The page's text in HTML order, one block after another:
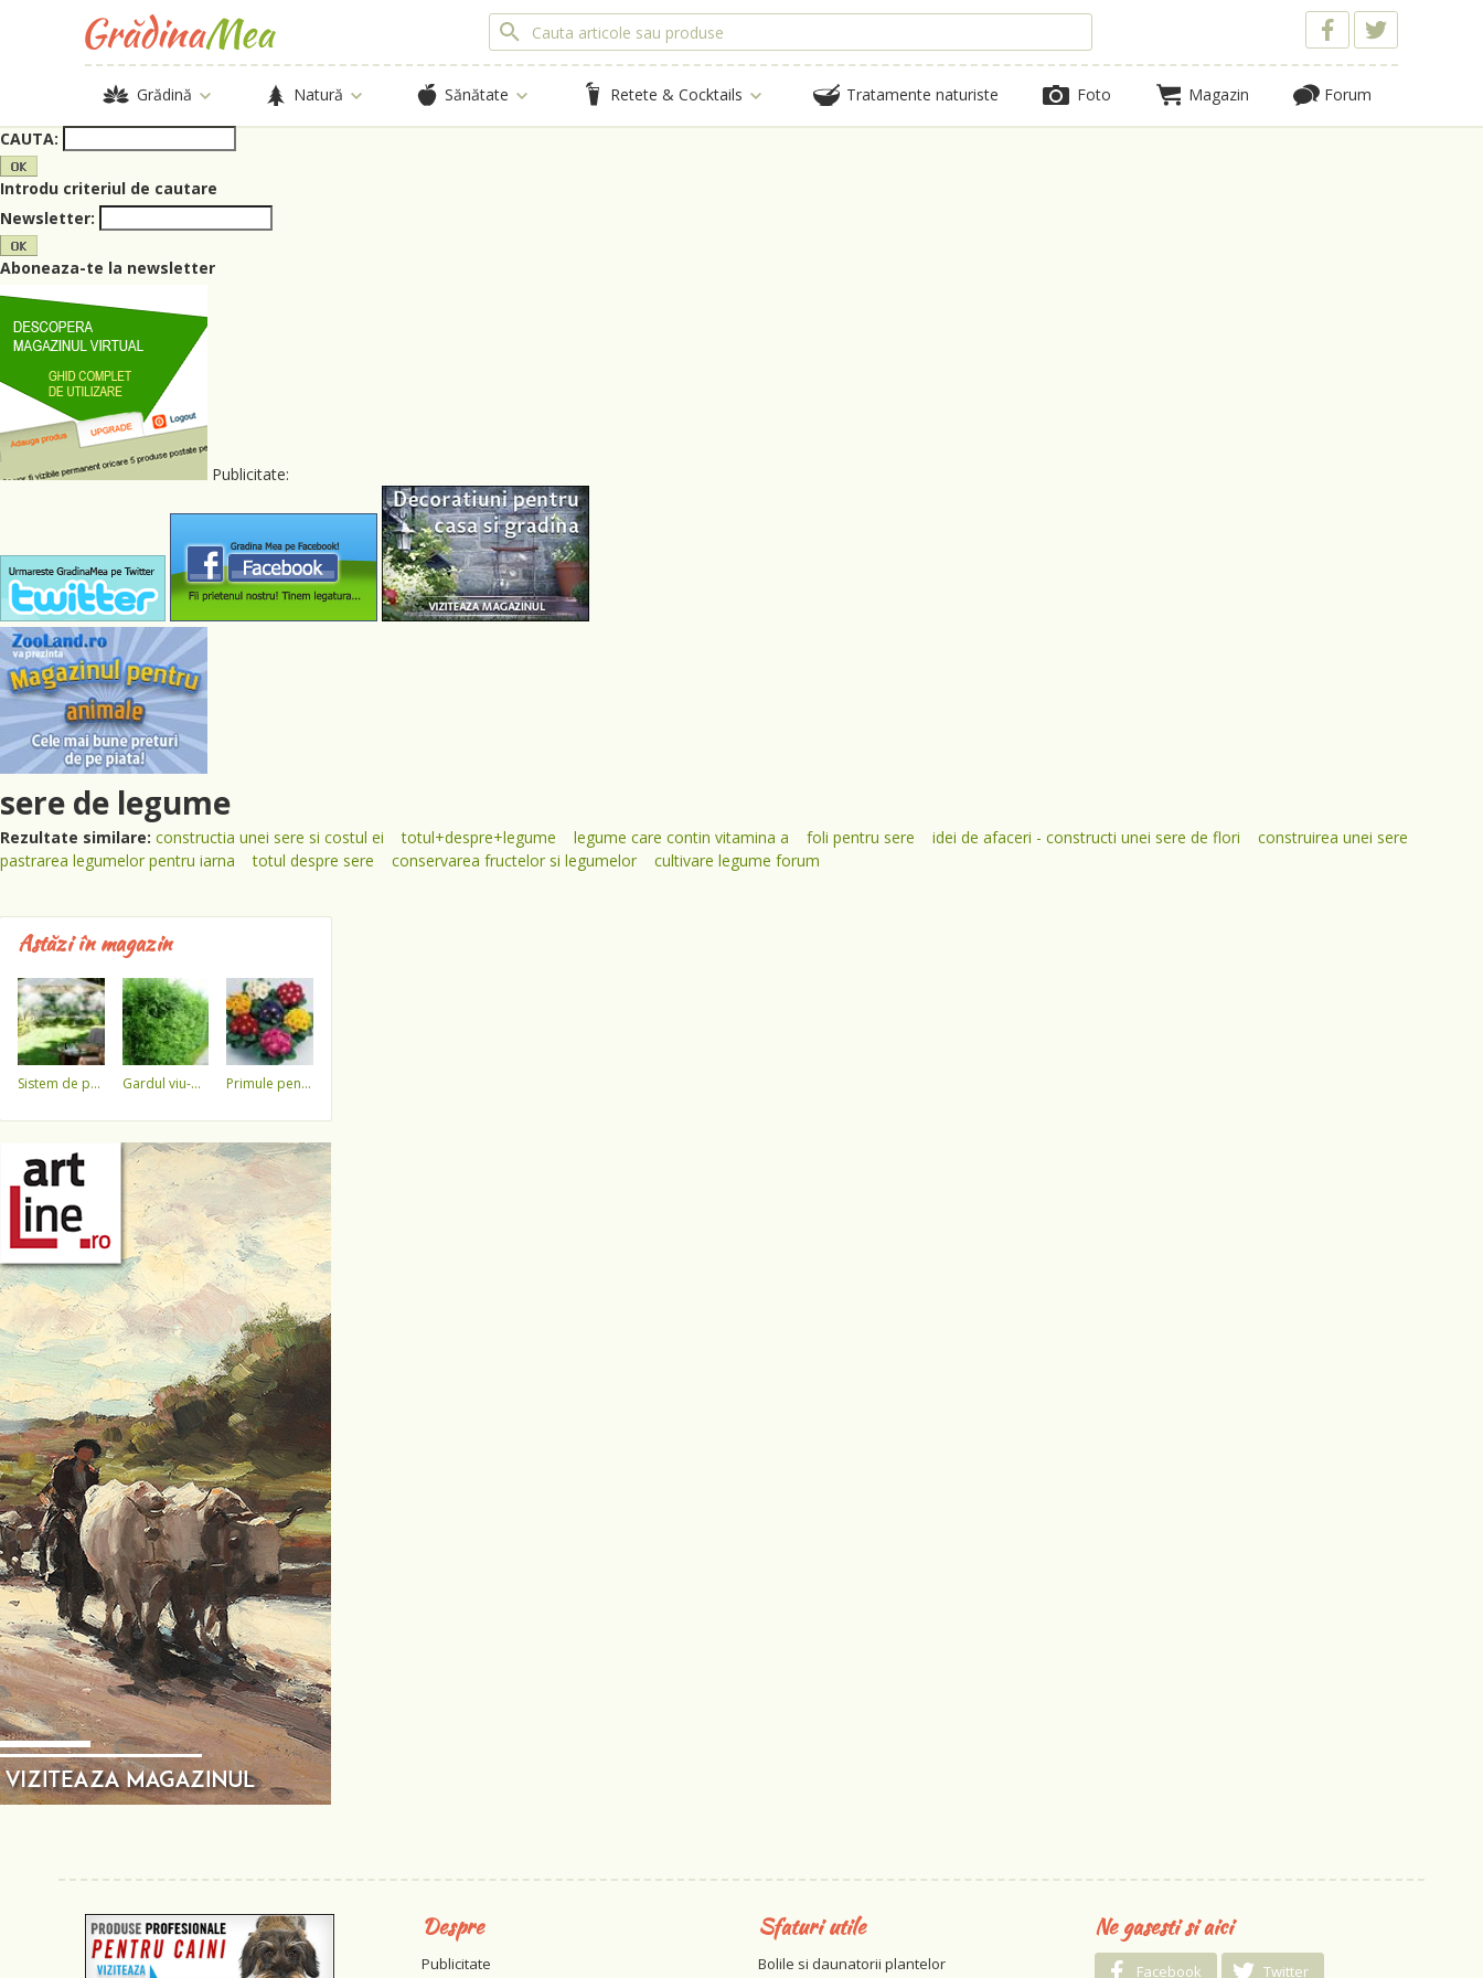
Grădină Natură Sănătate Retete & Cocktails Tratamente naturiste Foto Magazin Forum
CAUTA:
Introdu criteriul de cautare
Newsletter:
Aboneaza-te la newsletter
Publicitate:
sere de legume
Rezultate similare: constructia unei sere si costul ei totul+despre+legume legume care contin vitamina a foli pentru sere idei de afaceri - constructi unei sere de flori
construirea unei sere
pastrarea legumelor pentru iarna
totul despre sere conservarea fructelor si legumelor cultivare legume forum
Astăzi în magazin
sistem de pulverizare a apei gardul viu-minune! primule pentru 1 martie 3,5 lei / ghiveci !!!!
Despre
Publicitate
Sfaturi utile
Bolile si daunatorii plantelor
Ne gasesti si aici
Facebook Twitter